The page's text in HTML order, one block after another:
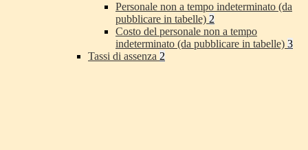
Personale non a tempo indeterminato (da
pubblicare in tabelle) 2
Costo del personale non a tempo
indeterminato (da pubblicare in tabelle) 3
Tassi di assenza 2